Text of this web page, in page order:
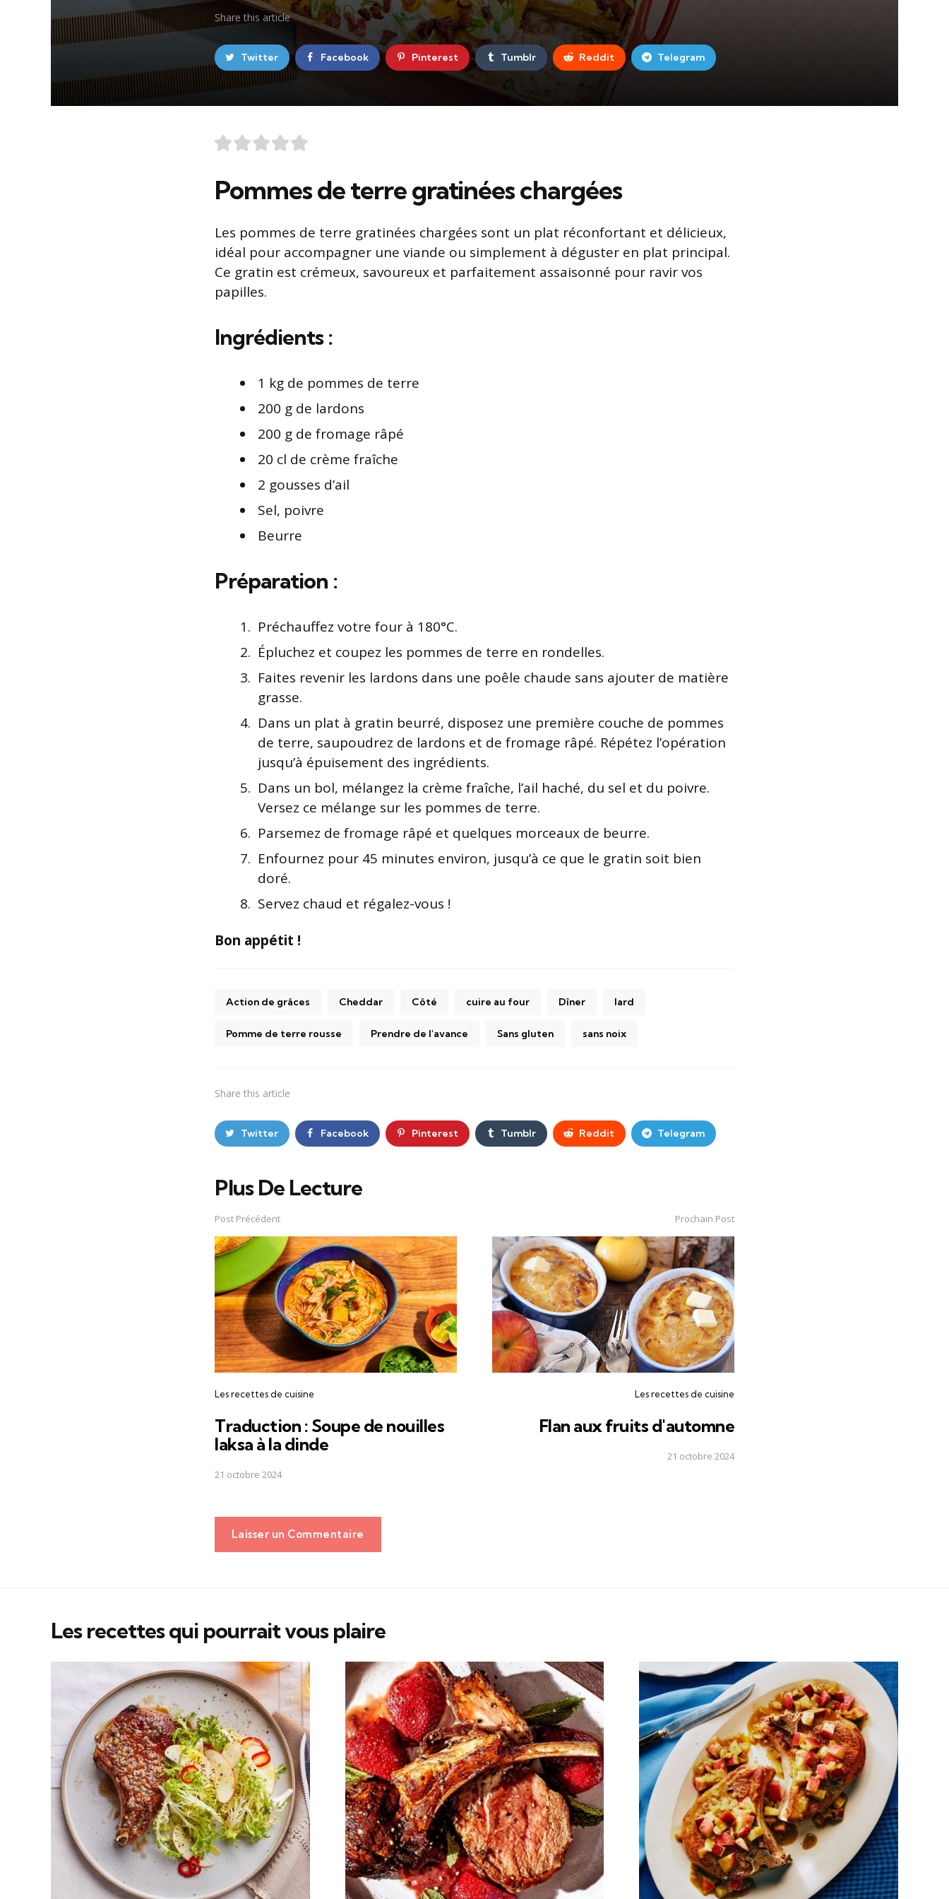
Share this article
Twitter Facebook Pinterest Tumblr Reddit Telegram
Pommes de terre gratinées chargées
Les pommes de terre gratinées chargées sont un plat réconfortant et délicieux,
idéal pour accompagner une viande ou simplement à déguster en plat principal.
Ce gratin est crémeux, savoureux et parfaitement assaisonné pour ravir vos
papilles.
Ingrédients :
1 kg de pommes de terre
200 g de lardons
200 g de fromage râpé
20 cl de crème fraîche
2 gousses d’ail
Sel, poivre
Beurre
Préparation :
Préchauffez votre four à 180°C.
Épluchez et coupez les pommes de terre en rondelles.
Faites revenir les lardons dans une poêle chaude sans ajouter de matière
grasse.
Dans un plat à gratin beurré, disposez une première couche de pommes
de terre, saupoudrez de lardons et de fromage râpé. Répétez l’opération
jusqu’à épuisement des ingrédients.
Dans un bol, mélangez la crème fraîche, l’ail haché, du sel et du poivre.
Versez ce mélange sur les pommes de terre.
Parsemez de fromage râpé et quelques morceaux de beurre.
Enfournez pour 45 minutes environ, jusqu’à ce que le gratin soit bien
doré.
Servez chaud et régalez-vous !
Bon appétit !
Action de grâces Cheddar Côté cuire au four Dîner lard
Pomme de terre rousse Prendre de l'avance Sans gluten sans noix
Share this article
Twitter Facebook Pinterest Tumblr Reddit Telegram
Plus De Lecture
Post
navigation
Post Précédent
Les recettes de cuisine
Traduction : Soupe de nouilles
laksa à la dinde
21 octobre 2024
Prochain Post
Les recettes de cuisine
Flan aux fruits d'automne
21 octobre 2024
Laisser un Commentaire
Les recettes qui pourrait vous plaire